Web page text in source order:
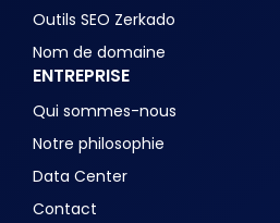
Outils SEO Zerkado
Nom de domaine
ENTREPRISE
Qui sommes-nous
Notre philosophie
Data Center
Contact